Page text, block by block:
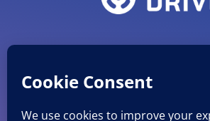
CVR nr. 38051482